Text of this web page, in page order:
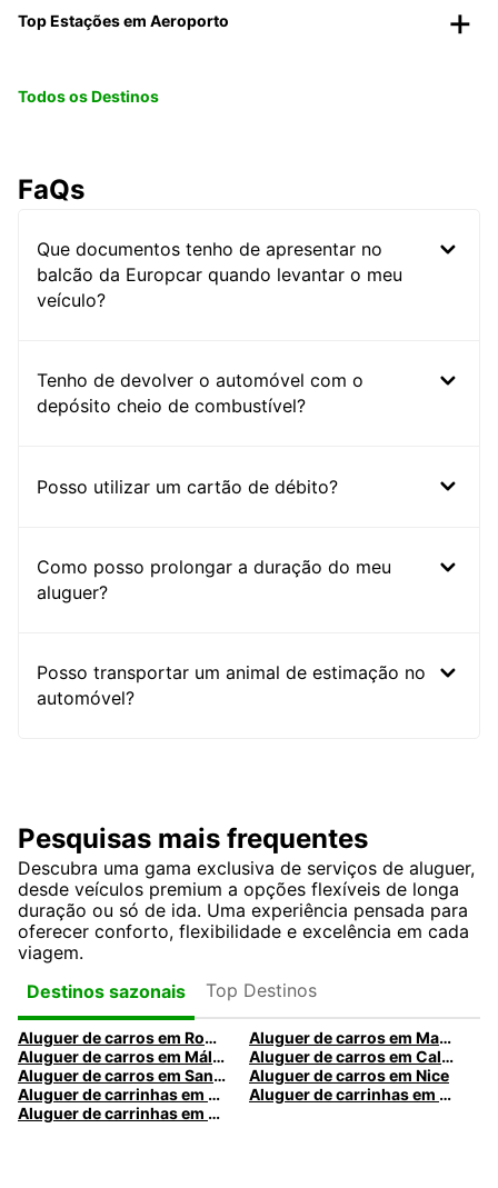
Top Estações em Aeroporto
Todos os Destinos
FaQs
Que documentos tenho de apresentar no
balcão da Europcar quando levantar o meu
veículo?
Tenho de devolver o automóvel com o
depósito cheio de combustível?
Posso utilizar um cartão de débito?
Como posso prolongar a duração do meu
aluguer?
Posso transportar um animal de estimação no
automóvel?
Pesquisas mais frequentes
Descubra uma gama exclusiva de serviços de aluguer,
desde veículos premium a opções flexíveis de longa
duração ou só de ida. Uma experiência pensada para
oferecer conforto, flexibilidade e excelência em cada
viagem.
Destinos sazonais
Top Destinos
Aluguer de carros em Roma
Aluguer de carros em Madrid
Aluguer de carros em Málaga
Aluguer de carros em Caldas da Rainha
Aluguer de carros em Santa Maria da Feira
Aluguer de carros em Nice
Aluguer de carrinhas em Nice
Aluguer de carrinhas em Santa Maria da Feira
Aluguer de carrinhas em Caldas da Rainha